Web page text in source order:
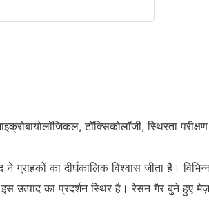
टॉक्सिकोलॉजी, स्थिरता
का दीर्घकालिक विश्वास जीता है।
उत्पाद का प्रदर्शन स्थिर है। रेसन गैर बुने